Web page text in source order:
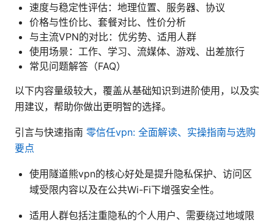
速度与稳定性评估：地理位置、服务器、协议
价格与性价比、套餐对比、性价分析
与主流VPN的对比：优劣势、适用人群
使用场景：工作、学习、流媒体、游戏、出差旅行
常见问题解答（FAQ）
以下内容量级较大，覆盖从基础知识到进阶使用，以及实
用建议，帮助你做出更明智的选择。
引言与快速指南 零信任vpn: 全面解读、实操指南与选购
要点
使用隧道熊vpn的核心好处是提升隐私保护、访问区
域受限内容以及在公共Wi-Fi下增强安全性。
适用人群包括注重隐私的个人用户、需要绕过地域限